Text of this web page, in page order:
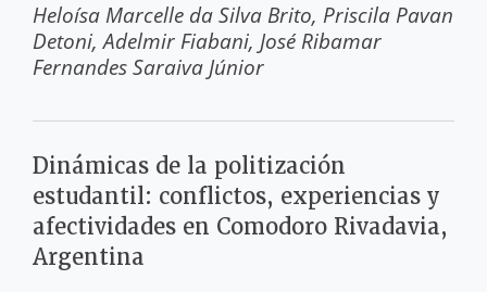
Heloísa Marcelle da Silva Brito Priscila Pavan
Detoni Adelmir Fiabani José Ribamar
Fernandes Saraiva Júnior
Dinámicas de la politización
estudantil: conflictos, experiencias y
afectividades en Comodoro Rivadavia,
Argentina